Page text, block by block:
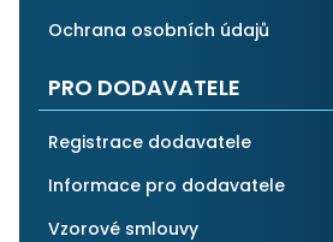
Ochrana osobních údajů
PRO DODAVATELE
Registrace dodavatele
Informace pro dodavatele
Vzorové smlouvy